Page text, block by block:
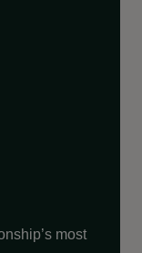
most